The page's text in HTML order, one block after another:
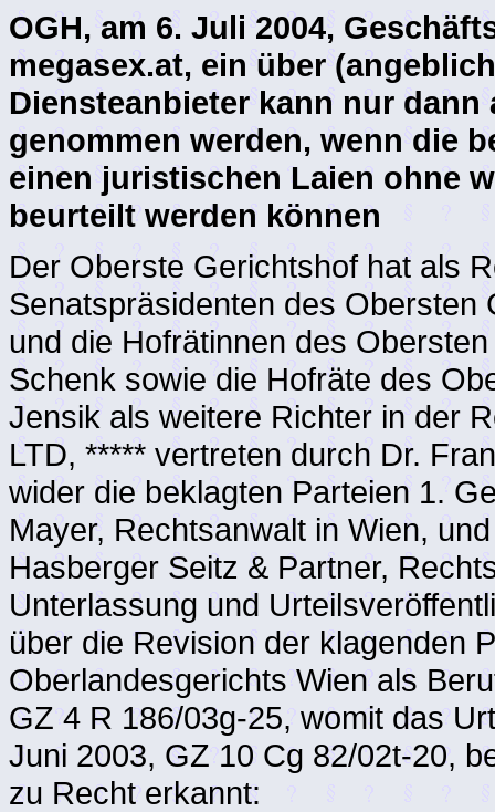
OGH, am 6. Juli 2004,
megasex.at, ein über
Diensteanbieter kann nur
genommen werden, wenn die
einen juristischen Laien ohne
beurteilt werden können
Der Oberste Gerichtshof hat als
Senatspräsidenten des Obersten
und die Hofrätinnen des
Schenk sowie die Hofräte des
Jensik als weitere Richter in der
LTD, ***** vertreten durch Dr.
wider die beklagten Parteien 1.
Mayer, Rechtsanwalt in Wien,
Hasberger Seitz & Partner,
Unterlassung und
über die Revision der klagenden
Oberlandesgerichts Wien als
GZ 4 R 186/03g-25, womit das
Juni 2003, GZ 10 Cg 82/02t-20,
zu Recht erkannt: